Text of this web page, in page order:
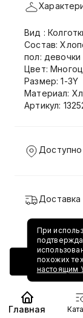
Вид :
Состав:
пол: девочки
Цвет:
Размер: 1-3Y
Материал:
Артикул:
Доступно
Доставка
При
похожих
настоящим
Главная